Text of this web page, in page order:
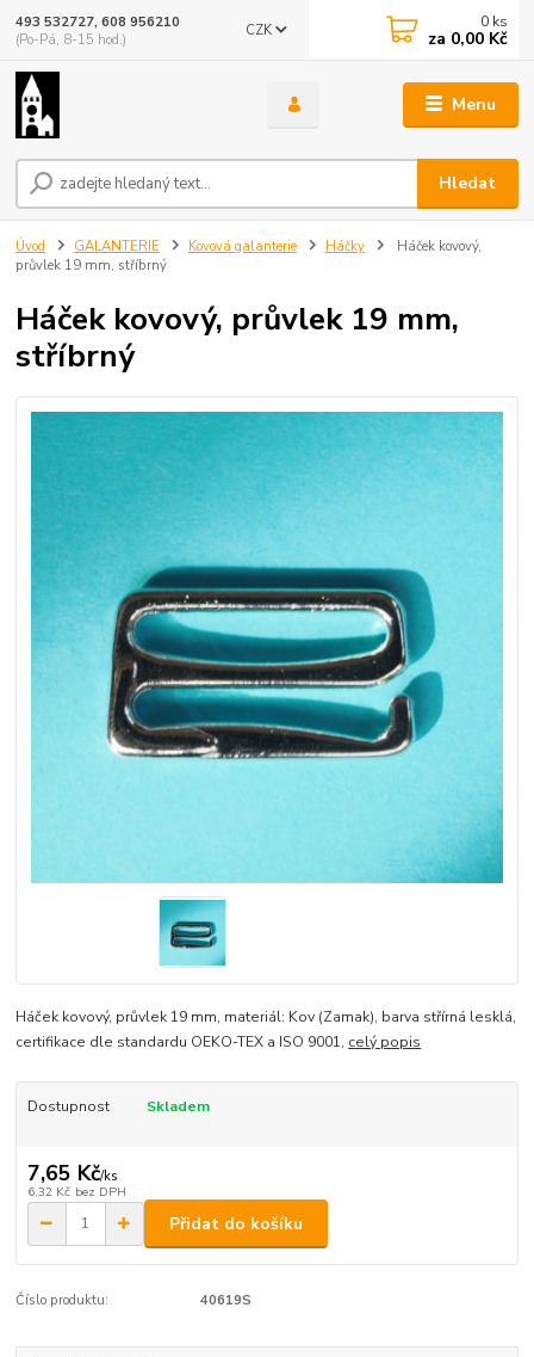
Menu
CZK
Hledat
493 532727, 608 956210
(Po-Pá, 8-15 hod.)
0 ks
za 0,00 Kč
Úvod GALANTERIE Kovová galanterie Háčky
Háček kovový,
průvlek 19 mm, stříbrný
Háček kovový, průvlek 19 mm,
stříbrný
Háček kovový, průvlek 19 mm, materiál: Kov (Zamak), barva střírná lesklá,
certifikace dle standardu OEKO-TEX a ISO 9001, celý popis
Dostupnost Skladem
7,65 Kč/ks
6,32 Kč bez DPH
Přidat do košíku
Číslo produktu: 40619S